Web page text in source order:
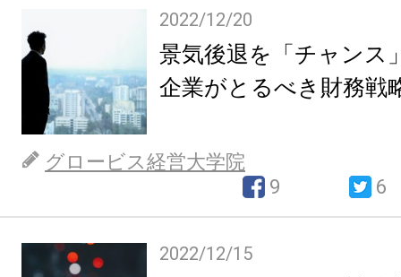
2022/12/20
景気後退を「チャンス
企業がとるべき財務戦
グロービス経営大学院
9
6
2022/12/15